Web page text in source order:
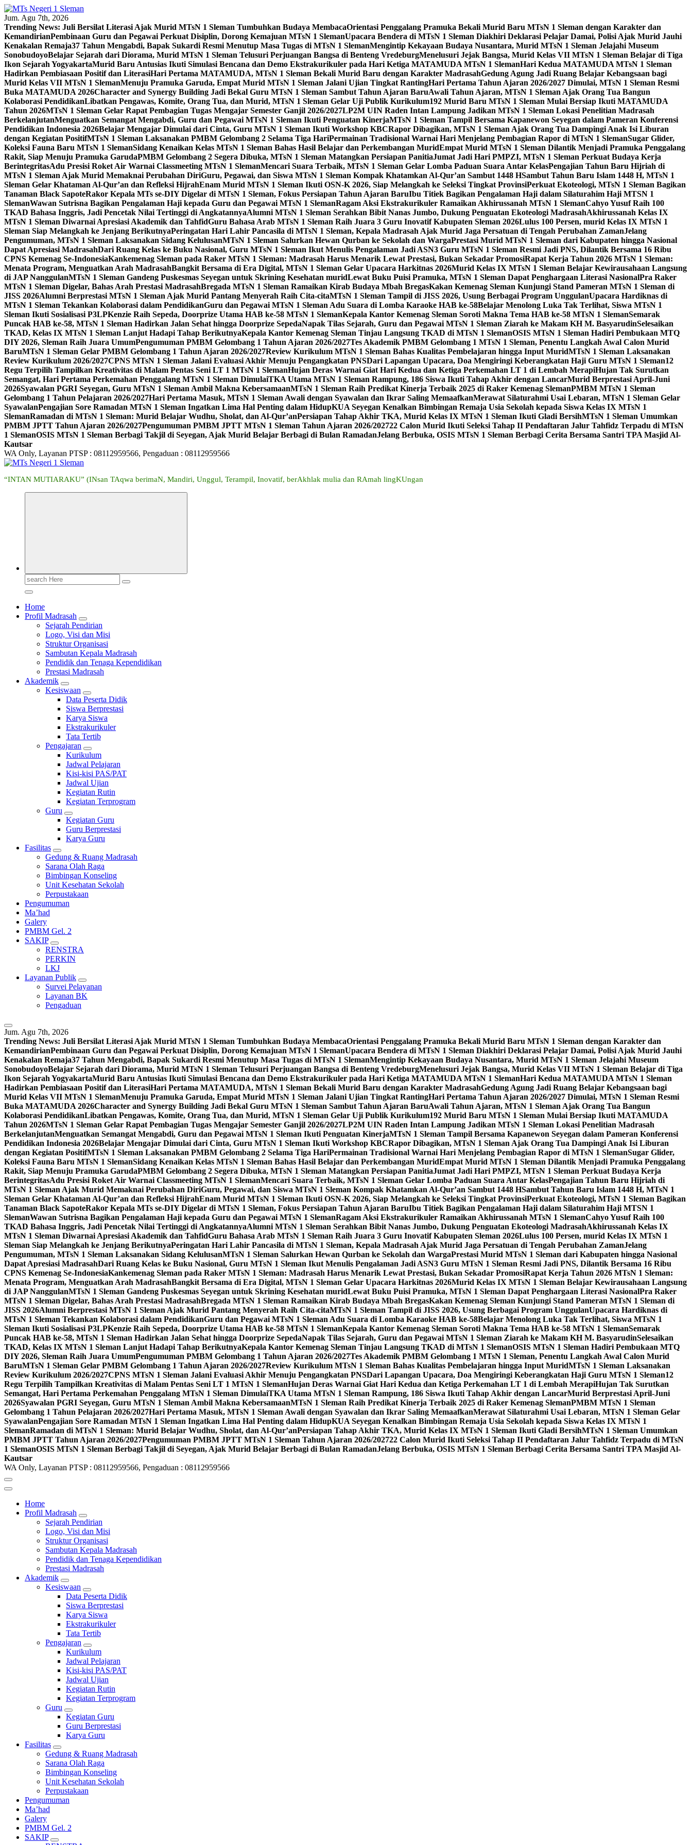
Skip
to
content
Jum. Agu 7th, 2026
Trending News: Juli Bersilat Literasi Ajak Murid MTsN 1 Sleman Tumbuhkan Budaya MembacaOrientasi Penggalang Pramuka Bekali Murid Baru MTsN 1 Sleman dengan Karakter dan
KemandirianPembinaan Guru dan Pegawai Perkuat Disiplin, Dorong Kemajuan MTsN 1 SlemanUpacara Bendera di MTsN 1 Sleman Diakhiri Deklarasi Pelajar Damai, Polisi Ajak Murid Jauhi
Kenakalan Remaja37 Tahun Mengabdi, Bapak Sukardi Resmi Menutup Masa Tugas di MTsN 1 SlemanMengintip Kekayaan Budaya Nusantara, Murid MTsN 1 Sleman Jelajahi Museum
SonobudoyoBelajar Sejarah dari Diorama, Murid MTsN 1 Sleman Telusuri Perjuangan Bangsa di Benteng VredeburgMenelusuri Jejak Bangsa, Murid Kelas VII MTsN 1 Sleman Belajar di Tiga
Ikon Sejarah YogyakartaMurid Baru Antusias Ikuti Simulasi Bencana dan Demo Ekstrakurikuler pada Hari Ketiga MATAMUDA MTsN 1 SlemanHari Kedua MATAMUDA MTsN 1 Sleman
Hadirkan Pembiasaan Positif dan LiterasiHari Pertama MATAMUDA, MTsN 1 Sleman Bekali Murid Baru dengan Karakter MadrasahGedung Agung Jadi Ruang Belajar Kebangsaan bagi
Murid Kelas VII MTsN 1 SlemanMenuju Pramuka Garuda, Empat Murid MTsN 1 Sleman Jalani Ujian Tingkat RantingHari Pertama Tahun Ajaran 2026/2027 Dimulai, MTsN 1 Sleman Resmi
Buka MATAMUDA 2026Character and Synergy Building Jadi Bekal Guru MTsN 1 Sleman Sambut Tahun Ajaran BaruAwali Tahun Ajaran, MTsN 1 Sleman Ajak Orang Tua Bangun
Kolaborasi PendidikanLibatkan Pengawas, Komite, Orang Tua, dan Murid, MTsN 1 Sleman Gelar Uji Publik Kurikulum192 Murid Baru MTsN 1 Sleman Mulai Bersiap Ikuti MATAMUDA
Tahun 2026MTsN 1 Sleman Gelar Rapat Pembagian Tugas Mengajar Semester Ganjil 2026/2027LP2M UIN Raden Intan Lampung Jadikan MTsN 1 Sleman Lokasi Penelitian Madrasah
BerkelanjutanMenguatkan Semangat Mengabdi, Guru dan Pegawai MTsN 1 Sleman Ikuti Penguatan KinerjaMTsN 1 Sleman Tampil Bersama Kapanewon Seyegan dalam Pameran Konferensi
Pendidikan Indonesia 2026Belajar Mengajar Dimulai dari Cinta, Guru MTsN 1 Sleman Ikuti Workshop KBCRapor Dibagikan, MTsN 1 Sleman Ajak Orang Tua Dampingi Anak Isi Liburan
dengan Kegiatan PositifMTsN 1 Sleman Laksanakan PMBM Gelombang 2 Selama Tiga HariPermainan Tradisional Warnai Hari Menjelang Pembagian Rapor di MTsN 1 SlemanSugar Glider,
Koleksi Fauna Baru MTsN 1 SlemanSidang Kenaikan Kelas MTsN 1 Sleman Bahas Hasil Belajar dan Perkembangan MuridEmpat Murid MTsN 1 Sleman Dilantik Menjadi Pramuka Penggalang
Rakit, Siap Menuju Pramuka GarudaPMBM Gelombang 2 Segera Dibuka, MTsN 1 Sleman Matangkan Persiapan PanitiaJumat Jadi Hari PMPZI, MTsN 1 Sleman Perkuat Budaya Kerja
BerintegritasAdu Presisi Roket Air Warnai Classmeeting MTsN 1 SlemanMencari Suara Terbaik, MTsN 1 Sleman Gelar Lomba Paduan Suara Antar KelasPengajian Tahun Baru Hijriah di
MTsN 1 Sleman Ajak Murid Memaknai Perubahan DiriGuru, Pegawai, dan Siswa MTsN 1 Sleman Kompak Khatamkan Al-Qur’an Sambut 1448 HSambut Tahun Baru Islam 1448 H, MTsN 1
Sleman Gelar Khataman Al-Qur’an dan Refleksi HijrahEnam Murid MTsN 1 Sleman Ikuti OSN-K 2026, Siap Melangkah ke Seleksi Tingkat ProvinsiPerkuat Ekoteologi, MTsN 1 Sleman Bagikan
Tanaman Black SapoteRakor Kepala MTs se-DIY Digelar di MTsN 1 Sleman, Fokus Persiapan Tahun Ajaran BaruIbu Titiek Bagikan Pengalaman Haji dalam Silaturahim Haji MTSN 1
SlemanWawan Sutrisna Bagikan Pengalaman Haji kepada Guru dan Pegawai MTsN 1 SlemanRagam Aksi Ekstrakurikuler Ramaikan Akhirussanah MTsN 1 SlemanCahyo Yusuf Raih 100
TKAD Bahasa Inggris, Jadi Pencetak Nilai Tertinggi di AngkatannyaAlumni MTsN 1 Sleman Serahkan Bibit Nanas Jumbo, Dukung Penguatan Ekoteologi MadrasahAkhirussanah Kelas IX
MTsN 1 Sleman Diwarnai Apresiasi Akademik dan TahfidGuru Bahasa Arab MTsN 1 Sleman Raih Juara 3 Guru Inovatif Kabupaten Sleman 2026Lulus 100 Persen, murid Kelas IX MTsN 1
Sleman Siap Melangkah ke Jenjang BerikutnyaPeringatan Hari Lahir Pancasila di MTsN 1 Sleman, Kepala Madrasah Ajak Murid Jaga Persatuan di Tengah Perubahan ZamanJelang
Pengumuman, MTsN 1 Sleman Laksanakan Sidang KelulusanMTsN 1 Sleman Salurkan Hewan Qurban ke Sekolah dan WargaPrestasi Murid MTsN 1 Sleman dari Kabupaten hingga Nasional
Dapat Apresiasi MadrasahDari Ruang Kelas ke Buku Nasional, Guru MTsN 1 Sleman Ikut Menulis Pengalaman Jadi ASN3 Guru MTsN 1 Sleman Resmi Jadi PNS, Dilantik Bersama 16 Ribu
CPNS Kemenag Se-IndonesiaKankemenag Sleman pada Raker MTsN 1 Sleman: Madrasah Harus Menarik Lewat Prestasi, Bukan Sekadar PromosiRapat Kerja Tahun 2026 MTsN 1 Sleman:
Menata Program, Menguatkan Arah MadrasahBangkit Bersama di Era Digital, MTsN 1 Sleman Gelar Upacara Harkitnas 2026Murid Kelas IX MTsN 1 Sleman Belajar Kewirausahaan Langsung
di JAP NanggulanMTsN 1 Sleman Gandeng Puskesmas Seyegan untuk Skrining Kesehatan muridLewat Buku Puisi Pramuka, MTsN 1 Sleman Dapat Penghargaan Literasi NasionalPra Raker
MTsN 1 Sleman Digelar, Bahas Arah Prestasi MadrasahBregada MTsN 1 Sleman Ramaikan Kirab Budaya Mbah BregasKakan Kemenag Sleman Kunjungi Stand Pameran MTsN 1 Sleman di
JISS 2026Alumni Berprestasi MTsN 1 Sleman Ajak Murid Pantang Menyerah Raih Cita-citaMTsN 1 Sleman Tampil di JISS 2026, Usung Berbagai Program UnggulanUpacara Hardiknas di
MTsN 1 Sleman Tekankan Kolaborasi dalam PendidikanGuru dan Pegawai MTsN 1 Sleman Adu Suara di Lomba Karaoke HAB ke-58Belajar Menolong Luka Tak Terlihat, Siswa MTsN 1
Sleman Ikuti Sosialisasi P3LPKenzie Raih Sepeda, Doorprize Utama HAB ke-58 MTsN 1 SlemanKepala Kantor Kemenag Sleman Soroti Makna Tema HAB ke-58 MTsN 1 SlemanSemarak
Puncak HAB ke-58, MTsN 1 Sleman Hadirkan Jalan Sehat hingga Doorprize SepedaNapak Tilas Sejarah, Guru dan Pegawai MTsN 1 Sleman Ziarah ke Makam KH M. BasyarudinSelesaikan
TKAD, Kelas IX MTsN 1 Sleman Lanjut Hadapi Tahap BerikutnyaKepala Kantor Kemenag Sleman Tinjau Langsung TKAD di MTsN 1 SlemanOSIS MTsN 1 Sleman Hadiri Pembukaan MTQ
DIY 2026, Sleman Raih Juara UmumPengumuman PMBM Gelombang 1 Tahun Ajaran 2026/2027Tes Akademik PMBM Gelombang 1 MTsN 1 Sleman, Penentu Langkah Awal Calon Murid
BaruMTsN 1 Sleman Gelar PMBM Gelombang 1 Tahun Ajaran 2026/2027Review Kurikulum MTsN 1 Sleman Bahas Kualitas Pembelajaran hingga Input MuridMTsN 1 Sleman Laksanakan
Review Kurikulum 2026/2027CPNS MTsN 1 Sleman Jalani Evaluasi Akhir Menuju Pengangkatan PNSDari Lapangan Upacara, Doa Mengiringi Keberangkatan Haji Guru MTsN 1 Sleman12
Regu Terpilih Tampilkan Kreativitas di Malam Pentas Seni LT 1 MTsN 1 SlemanHujan Deras Warnai Giat Hari Kedua dan Ketiga Perkemahan LT 1 di Lembah MerapiHujan Tak Surutkan
Semangat, Hari Pertama Perkemahan Penggalang MTsN 1 Sleman DimulaiTKA Utama MTsN 1 Sleman Rampung, 186 Siswa Ikuti Tahap Akhir dengan LancarMurid Berprestasi April-Juni
2026Syawalan PGRI Seyegan, Guru MTsN 1 Sleman Ambil Makna KebersamaanMTsN 1 Sleman Raih Predikat Kinerja Terbaik 2025 di Raker Kemenag SlemanPMBM MTsN 1 Sleman
Gelombang 1 Tahun Pelajaran 2026/2027Hari Pertama Masuk, MTsN 1 Sleman Awali dengan Syawalan dan Ikrar Saling MemaafkanMerawat Silaturahmi Usai Lebaran, MTsN 1 Sleman Gelar
SyawalanPengajian Sore Ramadan MTsN 1 Sleman Ingatkan Lima Hal Penting dalam HidupKUA Seyegan Kenalkan Bimbingan Remaja Usia Sekolah kepada Siswa Kelas IX MTsN 1
SlemanRamadan di MTsN 1 Sleman: Murid Belajar Wudhu, Sholat, dan Al-Qur’anPersiapan Tahap Akhir TKA, Murid Kelas IX MTsN 1 Sleman Ikuti Gladi BersihMTsN 1 Sleman Umumkan
PMBM JPTT Tahun Ajaran 2026/2027Pengumuman PMBM JPTT MTsN 1 Sleman Tahun Ajaran 2026/202722 Calon Murid Ikuti Seleksi Tahap II Pendaftaran Jalur Tahfidz Terpadu di MTsN
1 SlemanOSIS MTsN 1 Sleman Berbagi Takjil di Seyegan, Ajak Murid Belajar Berbagi di Bulan RamadanJelang Berbuka, OSIS MTsN 1 Sleman Berbagi Cerita Bersama Santri TPA Masjid Al-
Kautsar
WA Only, Layanan PTSP : 08112959566, Pengaduan : 08112959566
“INTAN MUTIARAKU” (INsan TAqwa berimaN, Mandiri, Unggul, Terampil, Inovatif, berAkhlak mulia dan RAmah lingKUngan
Search
for:
Home
Profil Madrasah
Sejarah Pendirian
Logo, Visi dan Misi
Struktur Organisasi
Sambutan Kepala Madrasah
Pendidik dan Tenaga Kependidikan
Prestasi Madrasah
Akademik
Kesiswaan
Data Peserta Didik
Siswa Berprestasi
Karya Siswa
Ekstrakurikuler
Tata Tertib
Pengajaran
Kurikulum
Jadwal Pelajaran
Kisi-kisi PAS/PAT
Jadwal Ujian
Kegiatan Rutin
Kegiatan Terprogram
Guru
Kegiatan Guru
Guru Berprestasi
Karya Guru
Fasilitas
Gedung & Ruang Madrasah
Sarana Olah Raga
Bimbingan Konseling
Unit Kesehatan Sekolah
Perpustakaan
Pengumuman
Ma’had
Galery
PMBM Gel. 2
SAKIP
RENSTRA
PERKIN
LKJ
Layanan Publik
Survei Pelayanan
Layanan BK
Pengaduan
Jum. Agu 7th, 2026
Trending News: Juli Bersilat Literasi Ajak Murid MTsN 1 Sleman Tumbuhkan Budaya MembacaOrientasi Penggalang Pramuka Bekali Murid Baru MTsN 1 Sleman dengan Karakter dan
KemandirianPembinaan Guru dan Pegawai Perkuat Disiplin, Dorong Kemajuan MTsN 1 SlemanUpacara Bendera di MTsN 1 Sleman Diakhiri Deklarasi Pelajar Damai, Polisi Ajak Murid Jauhi
Kenakalan Remaja37 Tahun Mengabdi, Bapak Sukardi Resmi Menutup Masa Tugas di MTsN 1 SlemanMengintip Kekayaan Budaya Nusantara, Murid MTsN 1 Sleman Jelajahi Museum
SonobudoyoBelajar Sejarah dari Diorama, Murid MTsN 1 Sleman Telusuri Perjuangan Bangsa di Benteng VredeburgMenelusuri Jejak Bangsa, Murid Kelas VII MTsN 1 Sleman Belajar di Tiga
Ikon Sejarah YogyakartaMurid Baru Antusias Ikuti Simulasi Bencana dan Demo Ekstrakurikuler pada Hari Ketiga MATAMUDA MTsN 1 SlemanHari Kedua MATAMUDA MTsN 1 Sleman
Hadirkan Pembiasaan Positif dan LiterasiHari Pertama MATAMUDA, MTsN 1 Sleman Bekali Murid Baru dengan Karakter MadrasahGedung Agung Jadi Ruang Belajar Kebangsaan bagi
Murid Kelas VII MTsN 1 SlemanMenuju Pramuka Garuda, Empat Murid MTsN 1 Sleman Jalani Ujian Tingkat RantingHari Pertama Tahun Ajaran 2026/2027 Dimulai, MTsN 1 Sleman Resmi
Buka MATAMUDA 2026Character and Synergy Building Jadi Bekal Guru MTsN 1 Sleman Sambut Tahun Ajaran BaruAwali Tahun Ajaran, MTsN 1 Sleman Ajak Orang Tua Bangun
Kolaborasi PendidikanLibatkan Pengawas, Komite, Orang Tua, dan Murid, MTsN 1 Sleman Gelar Uji Publik Kurikulum192 Murid Baru MTsN 1 Sleman Mulai Bersiap Ikuti MATAMUDA
Tahun 2026MTsN 1 Sleman Gelar Rapat Pembagian Tugas Mengajar Semester Ganjil 2026/2027LP2M UIN Raden Intan Lampung Jadikan MTsN 1 Sleman Lokasi Penelitian Madrasah
BerkelanjutanMenguatkan Semangat Mengabdi, Guru dan Pegawai MTsN 1 Sleman Ikuti Penguatan KinerjaMTsN 1 Sleman Tampil Bersama Kapanewon Seyegan dalam Pameran Konferensi
Pendidikan Indonesia 2026Belajar Mengajar Dimulai dari Cinta, Guru MTsN 1 Sleman Ikuti Workshop KBCRapor Dibagikan, MTsN 1 Sleman Ajak Orang Tua Dampingi Anak Isi Liburan
dengan Kegiatan PositifMTsN 1 Sleman Laksanakan PMBM Gelombang 2 Selama Tiga HariPermainan Tradisional Warnai Hari Menjelang Pembagian Rapor di MTsN 1 SlemanSugar Glider,
Koleksi Fauna Baru MTsN 1 SlemanSidang Kenaikan Kelas MTsN 1 Sleman Bahas Hasil Belajar dan Perkembangan MuridEmpat Murid MTsN 1 Sleman Dilantik Menjadi Pramuka Penggalang
Rakit, Siap Menuju Pramuka GarudaPMBM Gelombang 2 Segera Dibuka, MTsN 1 Sleman Matangkan Persiapan PanitiaJumat Jadi Hari PMPZI, MTsN 1 Sleman Perkuat Budaya Kerja
BerintegritasAdu Presisi Roket Air Warnai Classmeeting MTsN 1 SlemanMencari Suara Terbaik, MTsN 1 Sleman Gelar Lomba Paduan Suara Antar KelasPengajian Tahun Baru Hijriah di
MTsN 1 Sleman Ajak Murid Memaknai Perubahan DiriGuru, Pegawai, dan Siswa MTsN 1 Sleman Kompak Khatamkan Al-Qur’an Sambut 1448 HSambut Tahun Baru Islam 1448 H, MTsN 1
Sleman Gelar Khataman Al-Qur’an dan Refleksi HijrahEnam Murid MTsN 1 Sleman Ikuti OSN-K 2026, Siap Melangkah ke Seleksi Tingkat ProvinsiPerkuat Ekoteologi, MTsN 1 Sleman Bagikan
Tanaman Black SapoteRakor Kepala MTs se-DIY Digelar di MTsN 1 Sleman, Fokus Persiapan Tahun Ajaran BaruIbu Titiek Bagikan Pengalaman Haji dalam Silaturahim Haji MTSN 1
SlemanWawan Sutrisna Bagikan Pengalaman Haji kepada Guru dan Pegawai MTsN 1 SlemanRagam Aksi Ekstrakurikuler Ramaikan Akhirussanah MTsN 1 SlemanCahyo Yusuf Raih 100
TKAD Bahasa Inggris, Jadi Pencetak Nilai Tertinggi di AngkatannyaAlumni MTsN 1 Sleman Serahkan Bibit Nanas Jumbo, Dukung Penguatan Ekoteologi MadrasahAkhirussanah Kelas IX
MTsN 1 Sleman Diwarnai Apresiasi Akademik dan TahfidGuru Bahasa Arab MTsN 1 Sleman Raih Juara 3 Guru Inovatif Kabupaten Sleman 2026Lulus 100 Persen, murid Kelas IX MTsN 1
Sleman Siap Melangkah ke Jenjang BerikutnyaPeringatan Hari Lahir Pancasila di MTsN 1 Sleman, Kepala Madrasah Ajak Murid Jaga Persatuan di Tengah Perubahan ZamanJelang
Pengumuman, MTsN 1 Sleman Laksanakan Sidang KelulusanMTsN 1 Sleman Salurkan Hewan Qurban ke Sekolah dan WargaPrestasi Murid MTsN 1 Sleman dari Kabupaten hingga Nasional
Dapat Apresiasi MadrasahDari Ruang Kelas ke Buku Nasional, Guru MTsN 1 Sleman Ikut Menulis Pengalaman Jadi ASN3 Guru MTsN 1 Sleman Resmi Jadi PNS, Dilantik Bersama 16 Ribu
CPNS Kemenag Se-IndonesiaKankemenag Sleman pada Raker MTsN 1 Sleman: Madrasah Harus Menarik Lewat Prestasi, Bukan Sekadar PromosiRapat Kerja Tahun 2026 MTsN 1 Sleman:
Menata Program, Menguatkan Arah MadrasahBangkit Bersama di Era Digital, MTsN 1 Sleman Gelar Upacara Harkitnas 2026Murid Kelas IX MTsN 1 Sleman Belajar Kewirausahaan Langsung
di JAP NanggulanMTsN 1 Sleman Gandeng Puskesmas Seyegan untuk Skrining Kesehatan muridLewat Buku Puisi Pramuka, MTsN 1 Sleman Dapat Penghargaan Literasi NasionalPra Raker
MTsN 1 Sleman Digelar, Bahas Arah Prestasi MadrasahBregada MTsN 1 Sleman Ramaikan Kirab Budaya Mbah BregasKakan Kemenag Sleman Kunjungi Stand Pameran MTsN 1 Sleman di
JISS 2026Alumni Berprestasi MTsN 1 Sleman Ajak Murid Pantang Menyerah Raih Cita-citaMTsN 1 Sleman Tampil di JISS 2026, Usung Berbagai Program UnggulanUpacara Hardiknas di
MTsN 1 Sleman Tekankan Kolaborasi dalam PendidikanGuru dan Pegawai MTsN 1 Sleman Adu Suara di Lomba Karaoke HAB ke-58Belajar Menolong Luka Tak Terlihat, Siswa MTsN 1
Sleman Ikuti Sosialisasi P3LPKenzie Raih Sepeda, Doorprize Utama HAB ke-58 MTsN 1 SlemanKepala Kantor Kemenag Sleman Soroti Makna Tema HAB ke-58 MTsN 1 SlemanSemarak
Puncak HAB ke-58, MTsN 1 Sleman Hadirkan Jalan Sehat hingga Doorprize SepedaNapak Tilas Sejarah, Guru dan Pegawai MTsN 1 Sleman Ziarah ke Makam KH M. BasyarudinSelesaikan
TKAD, Kelas IX MTsN 1 Sleman Lanjut Hadapi Tahap BerikutnyaKepala Kantor Kemenag Sleman Tinjau Langsung TKAD di MTsN 1 SlemanOSIS MTsN 1 Sleman Hadiri Pembukaan MTQ
DIY 2026, Sleman Raih Juara UmumPengumuman PMBM Gelombang 1 Tahun Ajaran 2026/2027Tes Akademik PMBM Gelombang 1 MTsN 1 Sleman, Penentu Langkah Awal Calon Murid
BaruMTsN 1 Sleman Gelar PMBM Gelombang 1 Tahun Ajaran 2026/2027Review Kurikulum MTsN 1 Sleman Bahas Kualitas Pembelajaran hingga Input MuridMTsN 1 Sleman Laksanakan
Review Kurikulum 2026/2027CPNS MTsN 1 Sleman Jalani Evaluasi Akhir Menuju Pengangkatan PNSDari Lapangan Upacara, Doa Mengiringi Keberangkatan Haji Guru MTsN 1 Sleman12
Regu Terpilih Tampilkan Kreativitas di Malam Pentas Seni LT 1 MTsN 1 SlemanHujan Deras Warnai Giat Hari Kedua dan Ketiga Perkemahan LT 1 di Lembah MerapiHujan Tak Surutkan
Semangat, Hari Pertama Perkemahan Penggalang MTsN 1 Sleman DimulaiTKA Utama MTsN 1 Sleman Rampung, 186 Siswa Ikuti Tahap Akhir dengan LancarMurid Berprestasi April-Juni
2026Syawalan PGRI Seyegan, Guru MTsN 1 Sleman Ambil Makna KebersamaanMTsN 1 Sleman Raih Predikat Kinerja Terbaik 2025 di Raker Kemenag SlemanPMBM MTsN 1 Sleman
Gelombang 1 Tahun Pelajaran 2026/2027Hari Pertama Masuk, MTsN 1 Sleman Awali dengan Syawalan dan Ikrar Saling MemaafkanMerawat Silaturahmi Usai Lebaran, MTsN 1 Sleman Gelar
SyawalanPengajian Sore Ramadan MTsN 1 Sleman Ingatkan Lima Hal Penting dalam HidupKUA Seyegan Kenalkan Bimbingan Remaja Usia Sekolah kepada Siswa Kelas IX MTsN 1
SlemanRamadan di MTsN 1 Sleman: Murid Belajar Wudhu, Sholat, dan Al-Qur’anPersiapan Tahap Akhir TKA, Murid Kelas IX MTsN 1 Sleman Ikuti Gladi BersihMTsN 1 Sleman Umumkan
PMBM JPTT Tahun Ajaran 2026/2027Pengumuman PMBM JPTT MTsN 1 Sleman Tahun Ajaran 2026/202722 Calon Murid Ikuti Seleksi Tahap II Pendaftaran Jalur Tahfidz Terpadu di MTsN
1 SlemanOSIS MTsN 1 Sleman Berbagi Takjil di Seyegan, Ajak Murid Belajar Berbagi di Bulan RamadanJelang Berbuka, OSIS MTsN 1 Sleman Berbagi Cerita Bersama Santri TPA Masjid Al-
Kautsar
WA Only, Layanan PTSP : 08112959566, Pengaduan : 08112959566
Home
Profil Madrasah
Sejarah Pendirian
Logo, Visi dan Misi
Struktur Organisasi
Sambutan Kepala Madrasah
Pendidik dan Tenaga Kependidikan
Prestasi Madrasah
Akademik
Kesiswaan
Data Peserta Didik
Siswa Berprestasi
Karya Siswa
Ekstrakurikuler
Tata Tertib
Pengajaran
Kurikulum
Jadwal Pelajaran
Kisi-kisi PAS/PAT
Jadwal Ujian
Kegiatan Rutin
Kegiatan Terprogram
Guru
Kegiatan Guru
Guru Berprestasi
Karya Guru
Fasilitas
Gedung & Ruang Madrasah
Sarana Olah Raga
Bimbingan Konseling
Unit Kesehatan Sekolah
Perpustakaan
Pengumuman
Ma’had
Galery
PMBM Gel. 2
SAKIP